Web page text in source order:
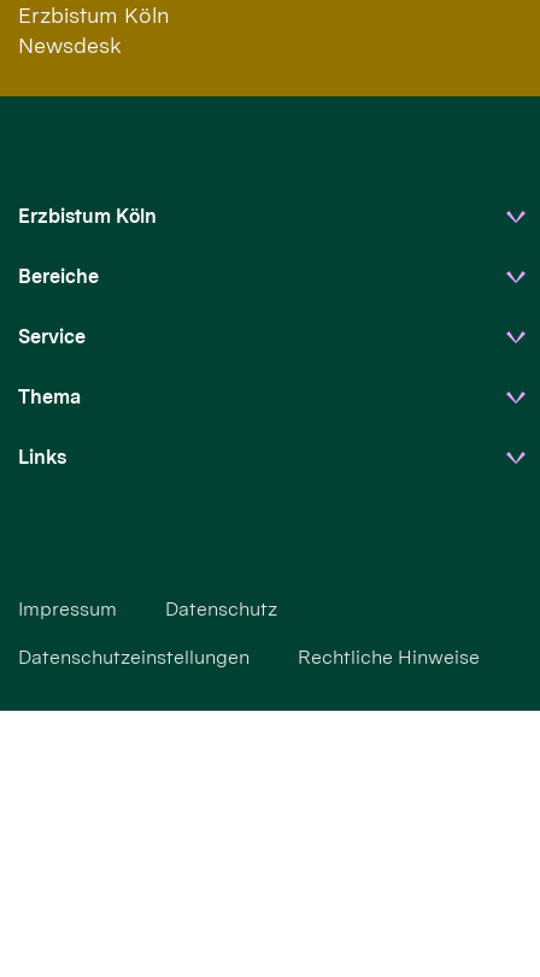
Erzbistum Köln
Newsdesk
Erzbistum Köln
Bereiche
Service
Thema
Links
Impressum Datenschutz
Datenschutzeinstellungen Rechtliche Hinweise